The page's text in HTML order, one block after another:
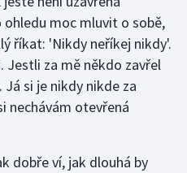
moc mluvit o sobě,
říkat: 'Nikdy neříkej nikdy'.
Jestli za mě někdo zavřel
Já si je nikdy nikde za
nechávám otevřená
dobře ví, jak dlouhá by